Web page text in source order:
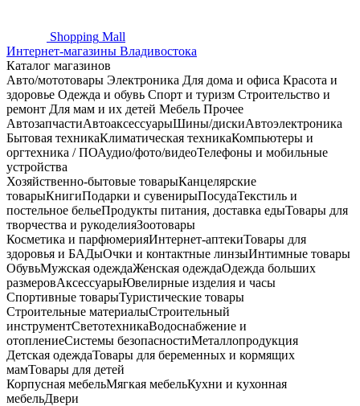
Shopping Mall
Интернет-магазины Владивостока
Каталог магазинов
Авто/мототовары Электроника Для дома и офиса Красота и
здоровье Одежда и обувь Спорт и туризм Строительство и
ремонт Для мам и их детей Мебель Прочее
АвтозапчастиАвтоаксессуарыШины/дискиАвтоэлектроника
Бытовая техникаКлиматическая техникаКомпьютеры и
оргтехника / ПОАудио/фото/видеоТелефоны и мобильные
устройства
Хозяйственно-бытовые товарыКанцелярские
товарыКнигиПодарки и сувенирыПосудаТекстиль и
постельное бельеПродукты питания, доставка едыТовары для
творчества и рукоделияЗоотовары
Косметика и парфюмерияИнтернет-аптекиТовары для
здоровья и БАДыОчки и контактные линзыИнтимные товары
ОбувьМужская одеждаЖенская одеждаОдежда больших
размеровАксессуарыЮвелирные изделия и часы
Спортивные товарыТуристические товары
Строительные материалыСтроительный
инструментСветотехникаВодоснабжение и
отоплениеСистемы безопасностиМеталлопродукция
Детская одеждаТовары для беременных и кормящих
мамТовары для детей
Корпусная мебельМягкая мебельКухни и кухонная
мебельДвери